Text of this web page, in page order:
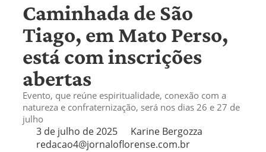
Caminhada de São
Tiago, em Mato Perso,
está com inscrições
abertas
Evento, que reúne espiritualidade, conexão com a
natureza e confraternização, será nos dias 26 e 27 de
julho
3 de julho de 2025
Karine Bergozza
redacao4@jornaloflorense.com.br